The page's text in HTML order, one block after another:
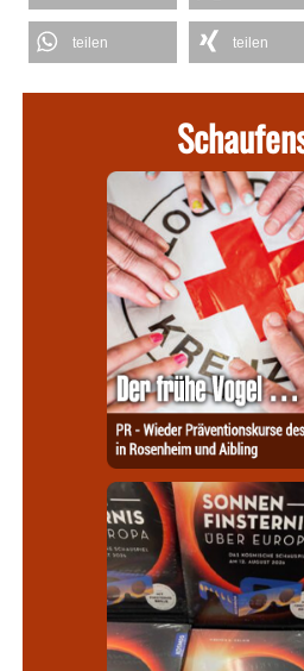
teilen teilen